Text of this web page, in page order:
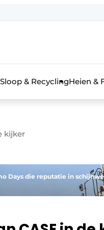
de aanmelding
voor de aanmelding FR
& bouwmachines
Sloop & RecyclingHeien &
kijker
Days die reputatie in